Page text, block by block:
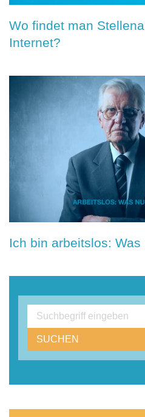
Wo findet man
Internet?
Ich bin arbeitslos:
SUCHEN